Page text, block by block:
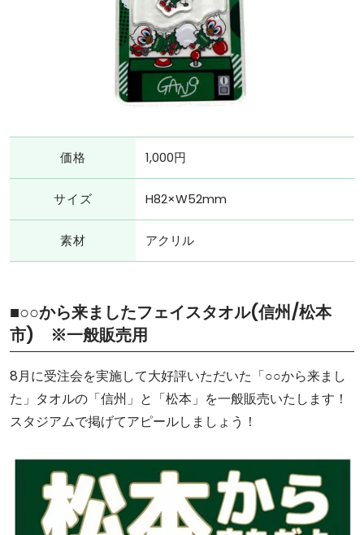
価格 1,000円
サイズ H82×W52mm
素材 アクリル
■○○から来ましたフェイスタオル(信州/松本
市) ※一般販売用
8月に受注会を実施して大好評いただいた「○○から来まし
た」タオルの「信州」と「松本」を一般販売いたします！
スタジアムで掲げてアピールしましょう！